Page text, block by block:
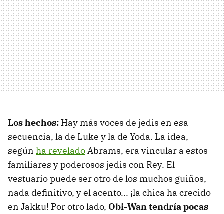
Los hechos: Hay más voces de jedis en esa
secuencia, la de Luke y la de Yoda. La idea,
según ha reveladoAbrams, era vincular a estos
familiares y poderosos jedis con Rey. El
vestuario puede ser otro de los muchos guiños,
nada definitivo, y el acento... ¡la chica ha crecido
en Jakku! Por otro lado, Obi-Wan tendría pocas